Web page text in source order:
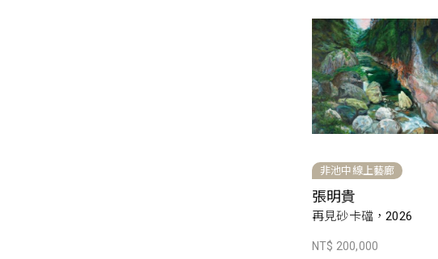
非池中線上藝廊
張明貴
再見砂卡礑，2026
NT$ 200,000